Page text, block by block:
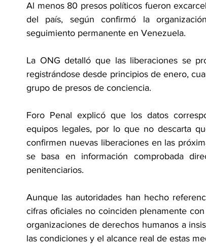
Al menos 80 presos políticos fueron
del país, según confirmó la
seguimiento permanente en Venezuela.
La ONG detalló que las liberaciones se
registrándose desde principios de enero,
grupo de presos de conciencia.
Foro Penal explicó que los datos
equipos legales, por lo que no descarta
confirmen nuevas liberaciones en las
se basa en información comprobada
penitenciarios.
Aunque las autoridades han hecho
cifras oficiales no coinciden plenamente
organizaciones de derechos humanos a
las condiciones y el alcance real de estas